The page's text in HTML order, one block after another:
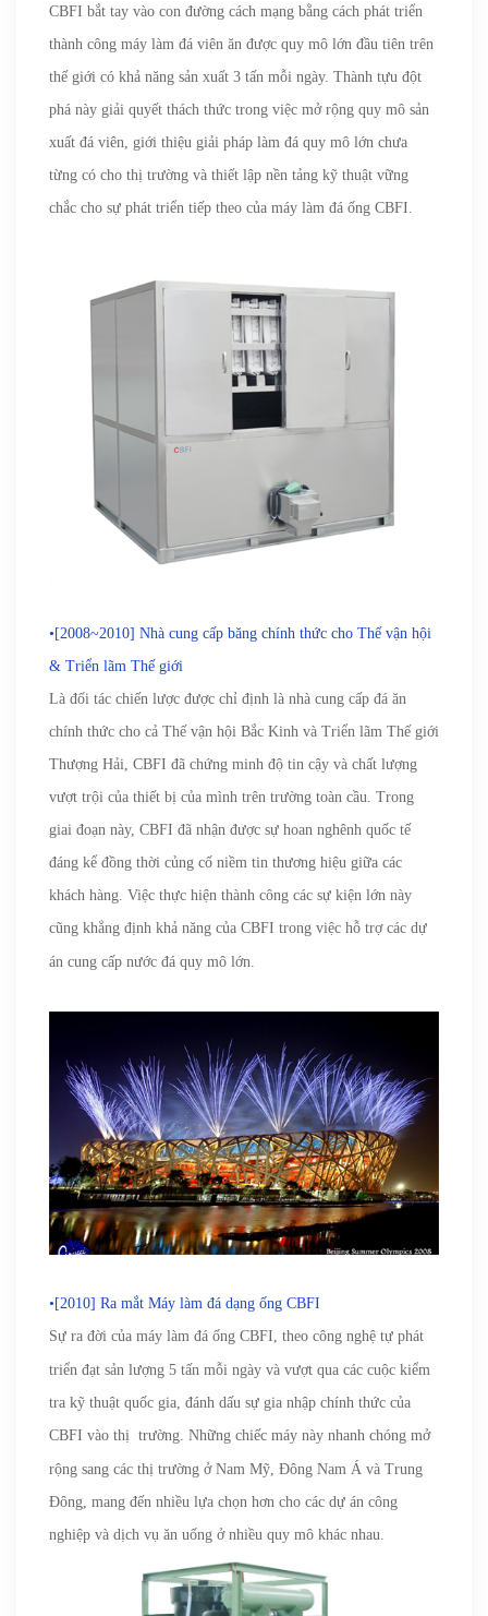
CBFI bắt tay vào con đường cách mạng bằng cách phát triển
thành công máy làm đá viên ăn được quy mô lớn đầu tiên trên
thế giới có khả năng sản xuất 3 tấn mỗi ngày. Thành tựu đột
phá này giải quyết thách thức trong việc mở rộng quy mô sản
xuất đá viên, giới thiệu giải pháp làm đá quy mô lớn chưa
từng có cho thị trường và thiết lập nền tảng kỹ thuật vững
chắc cho sự phát triển tiếp theo của máy làm đá ống CBFI.
•[2008~2010] Nhà cung cấp băng chính thức cho Thế vận hội
& Triển lãm Thế giới
Là đối tác chiến lược được chỉ định là nhà cung cấp đá ăn
chính thức cho cả Thế vận hội Bắc Kinh và Triển lãm Thế giới
Thượng Hải, CBFI đã chứng minh độ tin cậy và chất lượng
vượt trội của thiết bị của mình trên trường toàn cầu. Trong
giai đoạn này, CBFI đã nhận được sự hoan nghênh quốc tế
đáng kể đồng thời củng cố niềm tin thương hiệu giữa các
khách hàng. Việc thực hiện thành công các sự kiện lớn này
cũng khẳng định khả năng của CBFI trong việc hỗ trợ các dự
án cung cấp nước đá quy mô lớn.
•[2010] Ra mắt Máy làm đá dạng ống CBFI
Sự ra đời của máy làm đá ống CBFI, theo công nghệ tự phát
triển đạt sản lượng 5 tấn mỗi ngày và vượt qua các cuộc kiểm
tra kỹ thuật quốc gia, đánh dấu sự gia nhập chính thức của
CBFI vào thị trường. Những chiếc máy này nhanh chóng mở
rộng sang các thị trường ở Nam Mỹ, Đông Nam Á và Trung
Đông, mang đến nhiều lựa chọn hơn cho các dự án công
nghiệp và dịch vụ ăn uống ở nhiều quy mô khác nhau.